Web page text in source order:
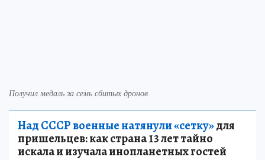
Получил медаль за семь сбитых дронов
Над СССР военные натянули «сетку»для
пришельцев: как страна 13 лет тайно
искала и изучала инопланетных гостей